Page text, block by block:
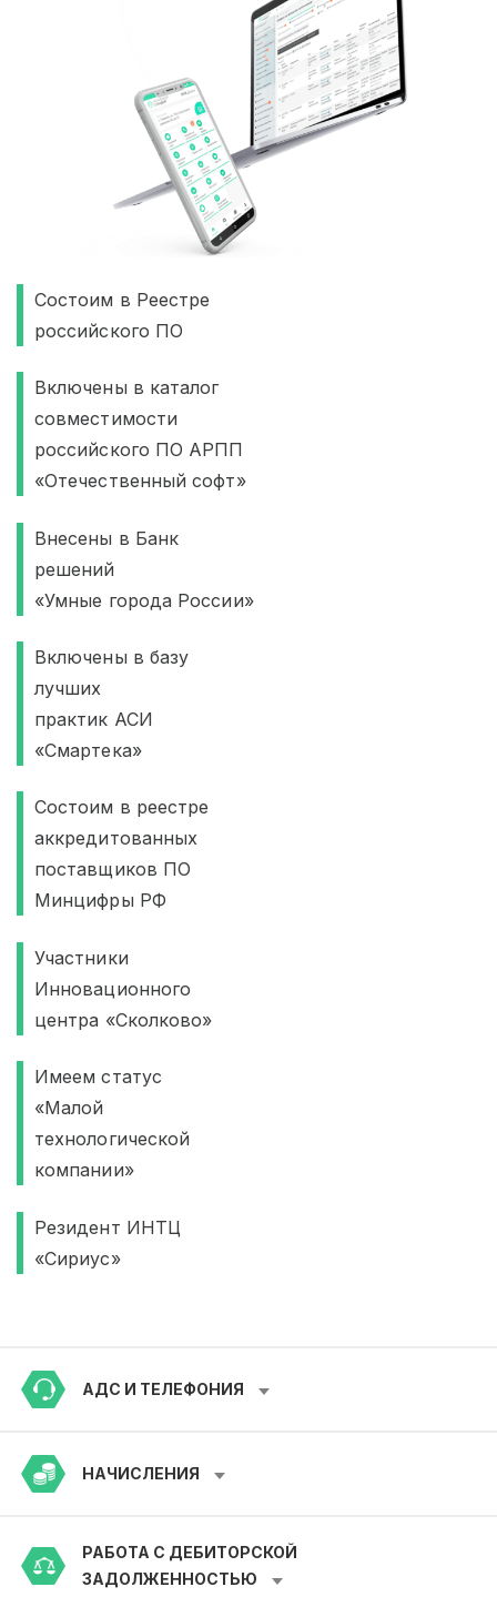
Состоим в Реестре
российского ПО
Включены в каталог
совместимости
российского ПО АРПП
«Отечественный софт»
Внесены в Банк
решений
«Умные города России»
Включены в базу
лучших
практик АСИ
«Смартека»
Состоим в реестре
аккредитованных
поставщиков ПО
Минцифры РФ
Участники
Инновационного
центра «Сколково»
Имеем статус
«Малой
технологической
компании»
Резидент ИНТЦ
«Сириус»
АДС И ТЕЛЕФОНИЯ
НАЧИСЛЕНИЯ
РАБОТА С ДЕБИТОРСКОЙ
ЗАДОЛЖЕННОСТЬЮ